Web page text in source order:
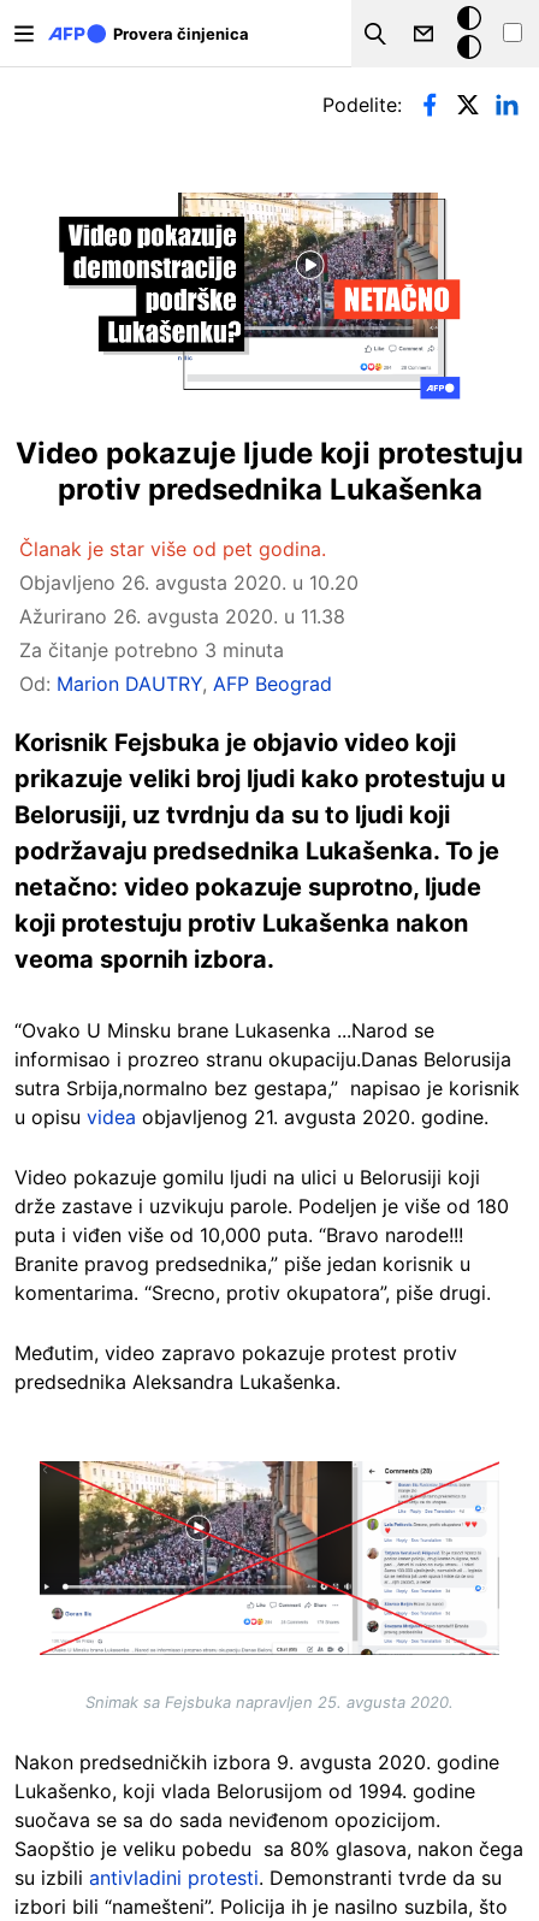
Provera činjenica
Search
Tamna
pozadina
Примарни табови
Podelite:
Video pokazuje ljude koji protestuju
protiv predsednika Lukašenka
Članak je star više od pet godina.
Objavljeno 26. avgusta 2020. u 10.20
Ažurirano 26. avgusta 2020. u 11.38
Za čitanje potrebno 3 minuta
Od: Marion DAUTRY, AFP Beograd
Korisnik Fejsbuka je objavio video koji
prikazuje veliki broj ljudi kako protestuju u
Belorusiji, uz tvrdnju da su to ljudi koji
podržavaju predsednika Lukašenka. To je
netačno: video pokazuje suprotno, ljude
koji protestuju protiv Lukašenka nakon
veoma spornih izbora.
“Ovako U Minsku brane Lukasenka ...Narod se
informisao i prozreo stranu okupaciju.Danas Belorusija
sutra Srbija,normalno bez gestapa,” napisao je korisnik
u opisu videa objavljenog 21. avgusta 2020. godine.
Video pokazuje gomilu ljudi na ulici u Belorusiji koji
drže zastave i uzvikuju parole. Podeljen je više od 180
puta i viđen više od 10,000 puta. “Bravo narode!!!
Branite pravog predsednika,” piše jedan korisnik u
komentarima. “Srecno, protiv okupatora”, piše drugi.
Međutim, video zapravo pokazuje protest protiv
predsednika Aleksandra Lukašenka.
Image
Snimak sa Fejsbuka napravljen 25. avgusta 2020.
Nakon predsedničkih izbora 9. avgusta 2020. godine
Lukašenko, koji vlada Belorusijom od 1994. godine
suočava se sa do sada neviđenom opozicijom.
Saopštio je veliku pobedu sa 80% glasova, nakon čega
su izbili antivladini protesti. Demonstranti tvrde da su
izbori bili “namešteni”. Policija ih je nasilno suzbila, što